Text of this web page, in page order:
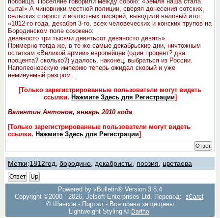
сыта!» А чиновники местной полиции, сверяя донесения сотских,
сельских старост и волостных писарей, выводили валовый итог:
«1812-го года, декабря 3-го, всех человеческих и конских трупов на
Бородинском поле сожжено:
девяносто три тысячи девятьсот девяносто девять».
Примерно тогда же, в те же самые декабрьские дни, ничтожным
остаткам «Великой армии» европейцев (один процент? два
процента? сколько?) удалось, наконец, выбраться из России.
Наполеоновскую империю теперь ожидал скорый и уже
неминуемый разгром…
[Только зарегистрированные пользователи могут видеть
ссылки. Нажмите Здесь для Регистрации]
Валентин Антонов, январь 2010 года
[Только зарегистрированные пользователи могут видеть
ссылки. Нажмите Здесь для Регистрации]
Ответ
Метки:1812год ,бородино декабристы поэзия цветаева
Ответ
Up
Powered by vBulletin® Version 3.8.4
Copyright ©2000 - 2026, Jelsoft Enterprises Ltd. Перевод:
zCarot
© Шансон - Портал - Все права защищены
Lightweight Styling © Dartho